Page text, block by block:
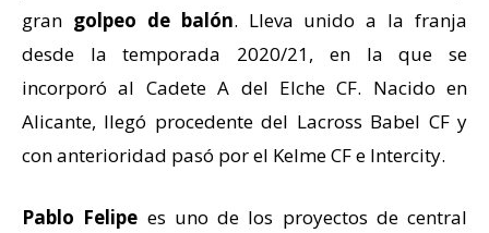
gran golpeo de balón. Lleva unido a la franja
desde la temporada 2020/21, en la que se
incorporó al Cadete A del Elche CF. Nacido en
Alicante, llegó procedente del Lacross Babel CF y
con anterioridad pasó por el Kelme CF e Intercity.
Pablo Felipe es uno de los proyectos de central